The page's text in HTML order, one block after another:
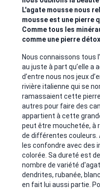
L'agate mousse nous
mousse est une pierre
Comme tous les
comme une pierre
Nous connaissons tous
au juste à part qu’elle a
d’entre nous nos jeux
rivière italienne qui se
ramassaient cette
autres pour faire des
appartient à cette
peut être mouchetée, à
de différentes couleurs.
les confondre avec des
colorée. Sa dureté est
nombre de variété
dendrites, rubanée,
en fait lui aussi partie.